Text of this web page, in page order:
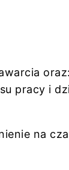
pracy i
na